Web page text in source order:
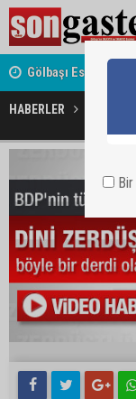
Gölbaşı Esnafının
HABERLER